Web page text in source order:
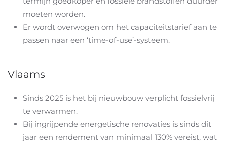
moeten worden.
Er wordt overwogen om het capaciteitstarief aan te
passen naar een ‘time-of-use’-systeem.
Vlaams
Sinds 2025 is het bij nieuwbouw verplicht fossielvrij
te verwarmen.
Bij ingrijpende energetische renovaties is sinds dit
jaar een rendement van minimaal 130% vereist, wat